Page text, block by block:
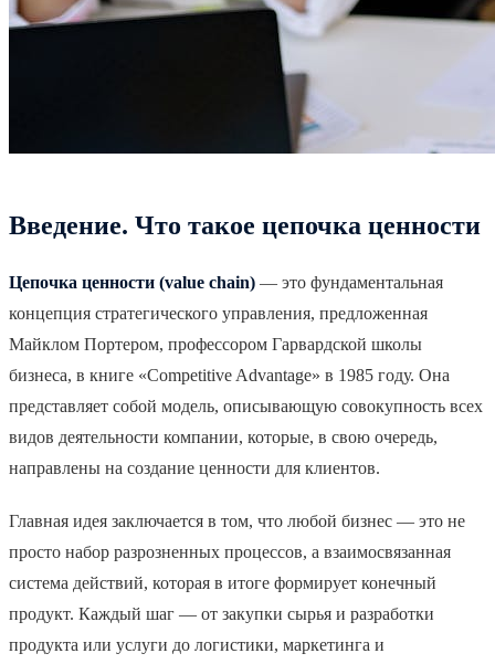
Введение. Что такое цепочка ценности
Цепочка ценности (value chain) — это фундаментальная
концепция стратегического управления, предложенная
Майклом Портером, профессором Гарвардской школы
бизнеса, в книге «Competitive Advantage» в 1985 году. Она
представляет собой модель, описывающую совокупность всех
видов деятельности компании, которые, в свою очередь,
направлены на создание ценности для клиентов.
Главная идея заключается в том, что любой бизнес — это не
просто набор разрозненных процессов, а взаимосвязанная
система действий, которая в итоге формирует конечный
продукт. Каждый шаг — от закупки сырья и разработки
продукта или услуги до логистики, маркетинга и